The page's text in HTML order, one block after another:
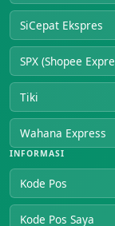
SiCepat Ekspres
SPX (Shopee
Tiki
Wahana Express
INFORMASI
Kode Pos
Kode Pos Saya